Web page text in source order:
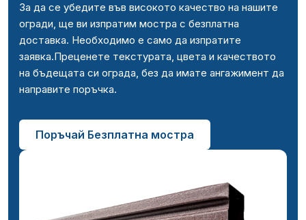
За да се убедите във високото качество на нашите
огради, ще ви изпратим мостра с безплатна
доставка. Необходимо е само да изпратите
заявка.Преценете текстурата, цвета и качеството
на бъдещата си ограда, без да имате ангажимент да
направите поръчка.
Поръчай Безплатна мостра